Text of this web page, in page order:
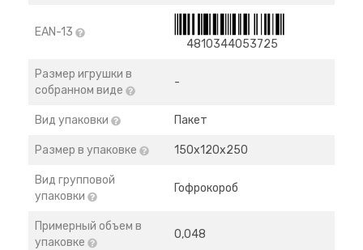
EAN-13
4810344053725
Размер игрушки в
собранном виде
-
Вид упаковки Пакет
Размер в упаковке 150х120х250
Вид групповой
упаковки
Гофрокороб
Примерный объем в
упаковке
0,048